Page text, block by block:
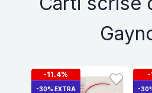
-11.4%
-30% EXTRA
-
-